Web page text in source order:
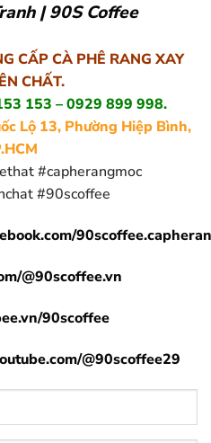
| 90S Coffee
CẤP CÀ PHÊ RANG XAY
CHẤT.
153 – 0929 899 998.
Lộ 13, Phường Hiệp Bình,
#capherangmoc
#90scoffee
@90scoffee.vn
90scoffee
@90scoffee29